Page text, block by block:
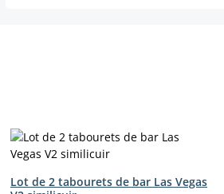
Lot de 2 tabourets de bar Las Vegas